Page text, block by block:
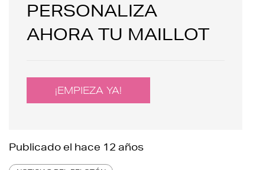
PERSONALIZA
AHORA TU MAILLOT
¡EMPIEZA YA!
Publicado el hace 12 años